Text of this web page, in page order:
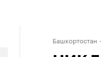
Башкортостан